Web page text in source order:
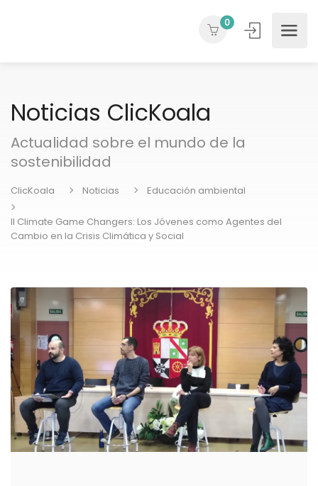
0
Noticias ClicKoala
Actualidad sobre el mundo de la
sostenibilidad
ClicKoala Noticias Educación ambiental
II Climate Game Changers: Los Jóvenes como Agentes del
Cambio en la Crisis Climática y Social